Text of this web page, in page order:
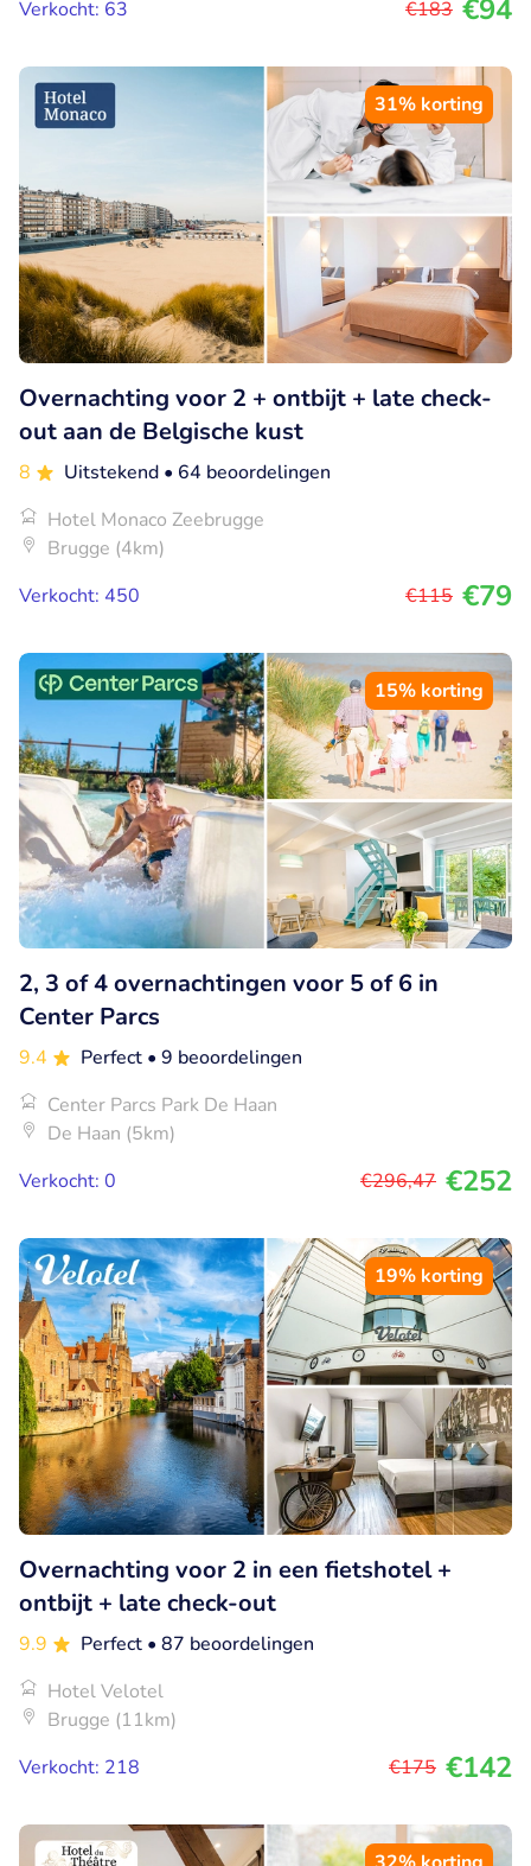
Verkocht: 63
€183 €94
31% korting
Overnachting voor 2 + ontbijt + late check-
out aan de Belgische kust
8 Uitstekend • 64 beoordelingen
Hotel Monaco Zeebrugge
Brugge (4km)
Verkocht: 450
€115 €79
15% korting
2, 3 of 4 overnachtingen voor 5 of 6 in
Center Parcs
9.4 Perfect • 9 beoordelingen
Center Parcs Park De Haan
De Haan (5km)
Verkocht: 0
€296,47 €252
19% korting
Overnachting voor 2 in een fietshotel +
ontbijt + late check-out
9.9 Perfect • 87 beoordelingen
Hotel Velotel
Brugge (11km)
Verkocht: 218
€175 €142